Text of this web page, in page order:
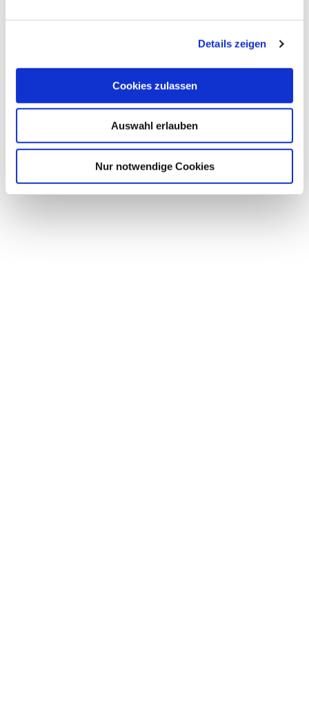
Details zeigen
Cookies zulassen
Auswahl erlauben
Nur notwendige Cookies